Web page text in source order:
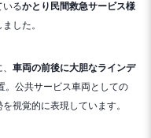
いるかとり民間救急サービス様
した。
車両の前後に大胆なラインデ
。公共サービス車両としての
視覚的に表現しています。